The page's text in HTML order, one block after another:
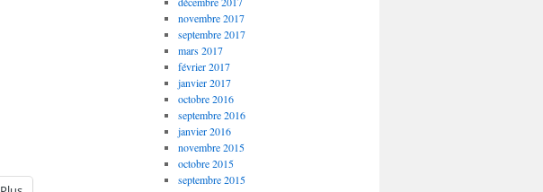
novembre 2017
septembre 2017
mars 2017
février 2017
janvier 2017
octobre 2016
septembre 2016
janvier 2016
novembre 2015
octobre 2015
septembre 2015